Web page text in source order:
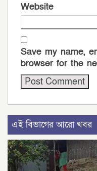
Website
Save my name,
browser for the
এই বিভাগের আরো খবর